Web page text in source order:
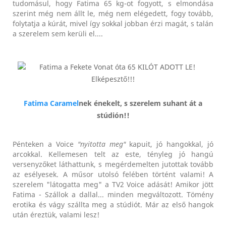
tudomásul, hogy Fatima 65 kg-ot fogyott, s elmondása
szerint még nem állt le, még nem elégedett, fogy tovább,
folytatja a kúrát, mivel így sokkal jobban érzi magát, s talán
a szerelem sem kerüli el....
FatimaCaramelnek énekelt, s szerelem suhant át a
stúdión!!
Pénteken a Voice "nyitotta meg"kapuit, jó hangokkal, jó
arcokkal. Kellemesen telt az este, tényleg jó hangú
versenyzőket láthattunk, s megérdemelten jutottak tovább
az esélyesek. A műsor utolsó felében történt valami! A
szerelem "látogatta meg" a TV2 Voice adását! Amikor jött
Fatima - Szállok a dallal... minden megváltozott. Tömény
erotika és vágy szállta meg a stúdiót. Már az első hangok
után éreztük, valami lesz!